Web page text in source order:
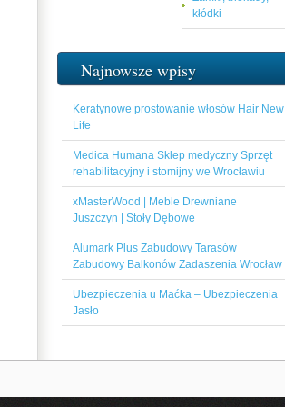
kłódki
Najnowsze wpisy
Keratynowe prostowanie włosów Hair New
Life
Medica Humana Sklep medyczny Sprzęt
rehabilitacyjny i stomijny we Wrocławiu
xMasterWood | Meble Drewniane
Juszczyn | Stoły Dębowe
Alumark Plus Zabudowy Tarasów
Zabudowy Balkonów Zadaszenia Wrocław
Ubezpieczenia u Maćka – Ubezpieczenia
Jasło